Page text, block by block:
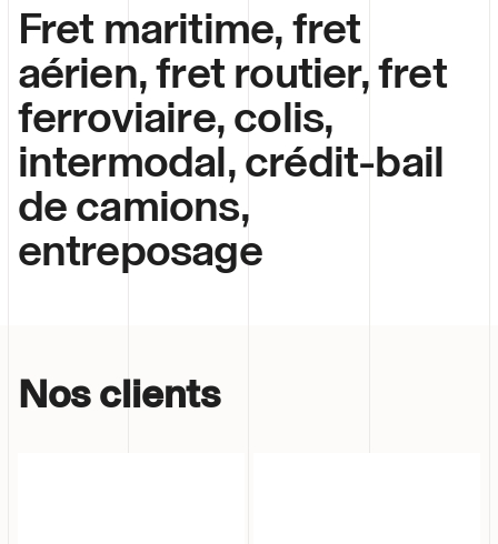
Fret maritime, fret
aérien, fret routier, fret
ferroviaire, colis,
intermodal, crédit-bail
de camions,
entreposage
Nos clients